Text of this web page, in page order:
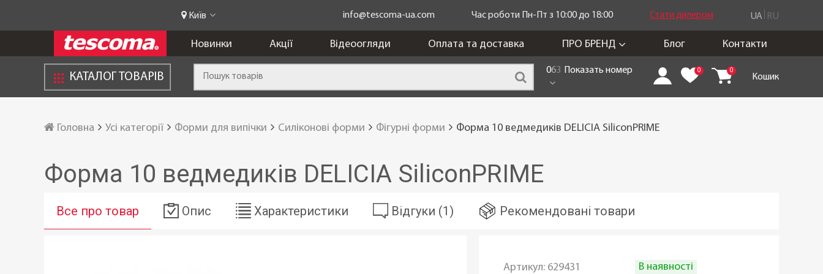
Київ info@tescoma-ua.com Час роботи Пн-Пт з 10:00 до 18:00 Стати дилером UA RU
Новинки Акції Відеоогляди Оплата та доставка ПРО БРЕНД Блог Контакти
КАТАЛОГ ТОВАРІВ
063 Показать номер 0 0
Кошик
Головна Усі категорії Форми для випічки Силіконові форми Фігурні форми Форма 10 ведмедиків DELICIA SiliconPRIME
Форма 10 ведмедиків DELICIA SiliconPRIME
Все про товар Опис Характеристики Відгуки (1) Рекомендовані товари
Артикул: 629431 В наявності